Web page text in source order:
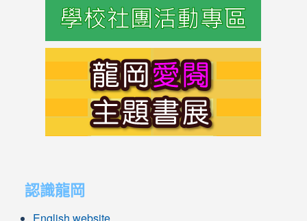
認識龍岡
English website